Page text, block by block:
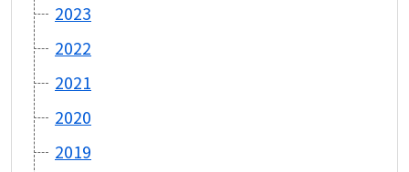
2023
2022
2021
2020
2019